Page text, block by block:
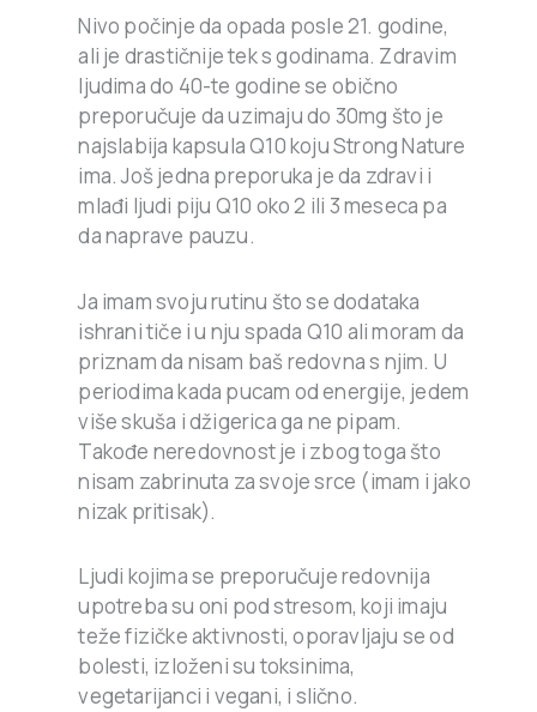
Nivo počinje da opada posle 21. godine,
ali je drastičnije tek s godinama. Zdravim
ljudima do 40-te godine se obično
preporučuje da uzimaju do 30mg što je
najslabija kapsula Q10 koju Strong Nature
ima. Još jedna preporuka je da zdravi i
mlađi ljudi piju Q10 oko 2 ili 3 meseca pa
da naprave pauzu.
Ja imam svoju rutinu što se dodataka
ishrani tiče i u nju spada Q10 ali moram da
priznam da nisam baš redovna s njim. U
periodima kada pucam od energije, jedem
više skuša i džigerica ga ne pipam.
Takođe neredovnost je i zbog toga što
nisam zabrinuta za svoje srce (imam i jako
nizak pritisak).
Ljudi kojima se preporučuje redovnija
upotreba su oni pod stresom, koji imaju
teže fizičke aktivnosti, oporavljaju se od
bolesti, izloženi su toksinima,
vegetarijanci i vegani, i slično.